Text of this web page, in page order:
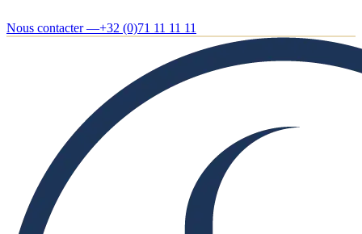
Nous contacter —+32 (0)71 11 11 11